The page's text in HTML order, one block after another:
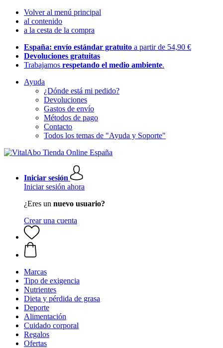
Volver al menú principal
al contenido
a la cesta de la compra
España: envío estándar gratuito a partir de 54,90 €
Devoluciones gratuitas
Trabajamos respetando el medio ambiente.
Ayuda
¿Dónde está mi pedido?
Devoluciones
Gastos de envío
Métodos de pago
Contacto
Todos los temas de "Ayuda y Soporte"
Iniciar sesión
Iniciar sesión ahora
¿Eres un nuevo usuario?
Crear una cuenta
Marcas
Tipo de exigencia
Nutrientes
Dieta y pérdida de grasa
Deporte
Alimentación
Cuidado corporal
Regalos
Ofertas